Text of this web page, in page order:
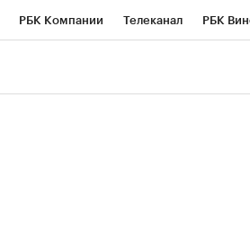
РБК Компании Телеканал РБК